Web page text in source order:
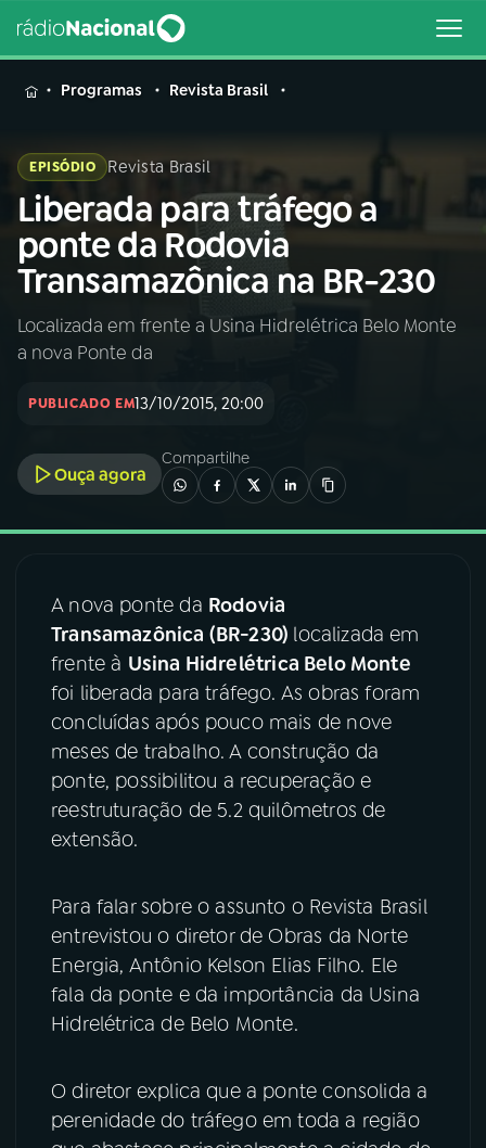
MENU
Buscar
na
Rádio
Nacional
Buscar
AO VIVO
INÍCIO
A RÁDIO
03PROGRAMAÇÃO
04PROGRAMAS
PODCASTS
06VIDEOCASTS
FESTIVAL DE MÚSICA
ACOMPANHE A RÁDIO NACIONAL
YouTube Facebook
TikTok
Programas Revista Brasil
EPISÓDIO Revista Brasil
Liberada para tráfego a
ponte da Rodovia
Transamazônica na BR-230
Localizada em frente a Usina Hidrelétrica Belo Monte
a nova Ponte da
PUBLICADO EM13/10/2015, 20:00
Ouça agora
Compartilhe
A nova ponte da Rodovia
Transamazônica (BR-230) localizada em
frente à Usina Hidrelétrica Belo Monte
foi liberada para tráfego. As obras foram
concluídas após pouco mais de nove
meses de trabalho. A construção da
ponte, possibilitou a recuperação e
reestruturação de 5.2 quilômetros de
extensão.
Para falar sobre o assunto o Revista Brasil
entrevistou o diretor de Obras da Norte
Energia, Antônio Kelson Elias Filho. Ele
fala da ponte e da importância da Usina
Hidrelétrica de Belo Monte.
O diretor explica que a ponte consolida a
perenidade do tráfego em toda a região